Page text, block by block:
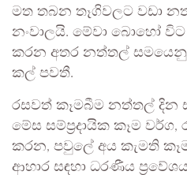
මත තබන තෑගිවලට වඩා
නංවාලයි. මේවා බොහෝ
කරන අතර නත්තල්
කල් පවතී.
රසවත් කෑමබීම නත්තල් දින
මේස සම්ප්‍රදායික කෑම
කරන, පවුලේ අය කැමති
ආහාර සඳහා ධරණීය